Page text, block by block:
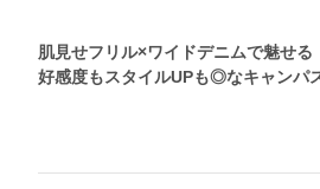
肌見せフリル×ワイドデニムで魅せる
好感度もスタイルUPも◎なキャンパ